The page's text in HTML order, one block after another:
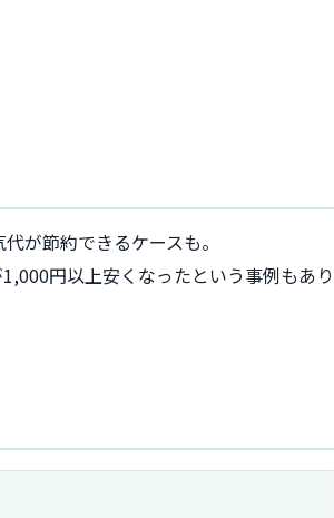
が節約できるケースも。
円以上安くなったという事例もあり